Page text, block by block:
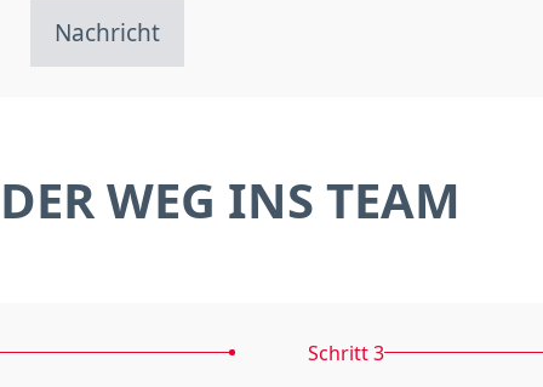
Nachricht
DER WEG INS TEAM
Schritt 3